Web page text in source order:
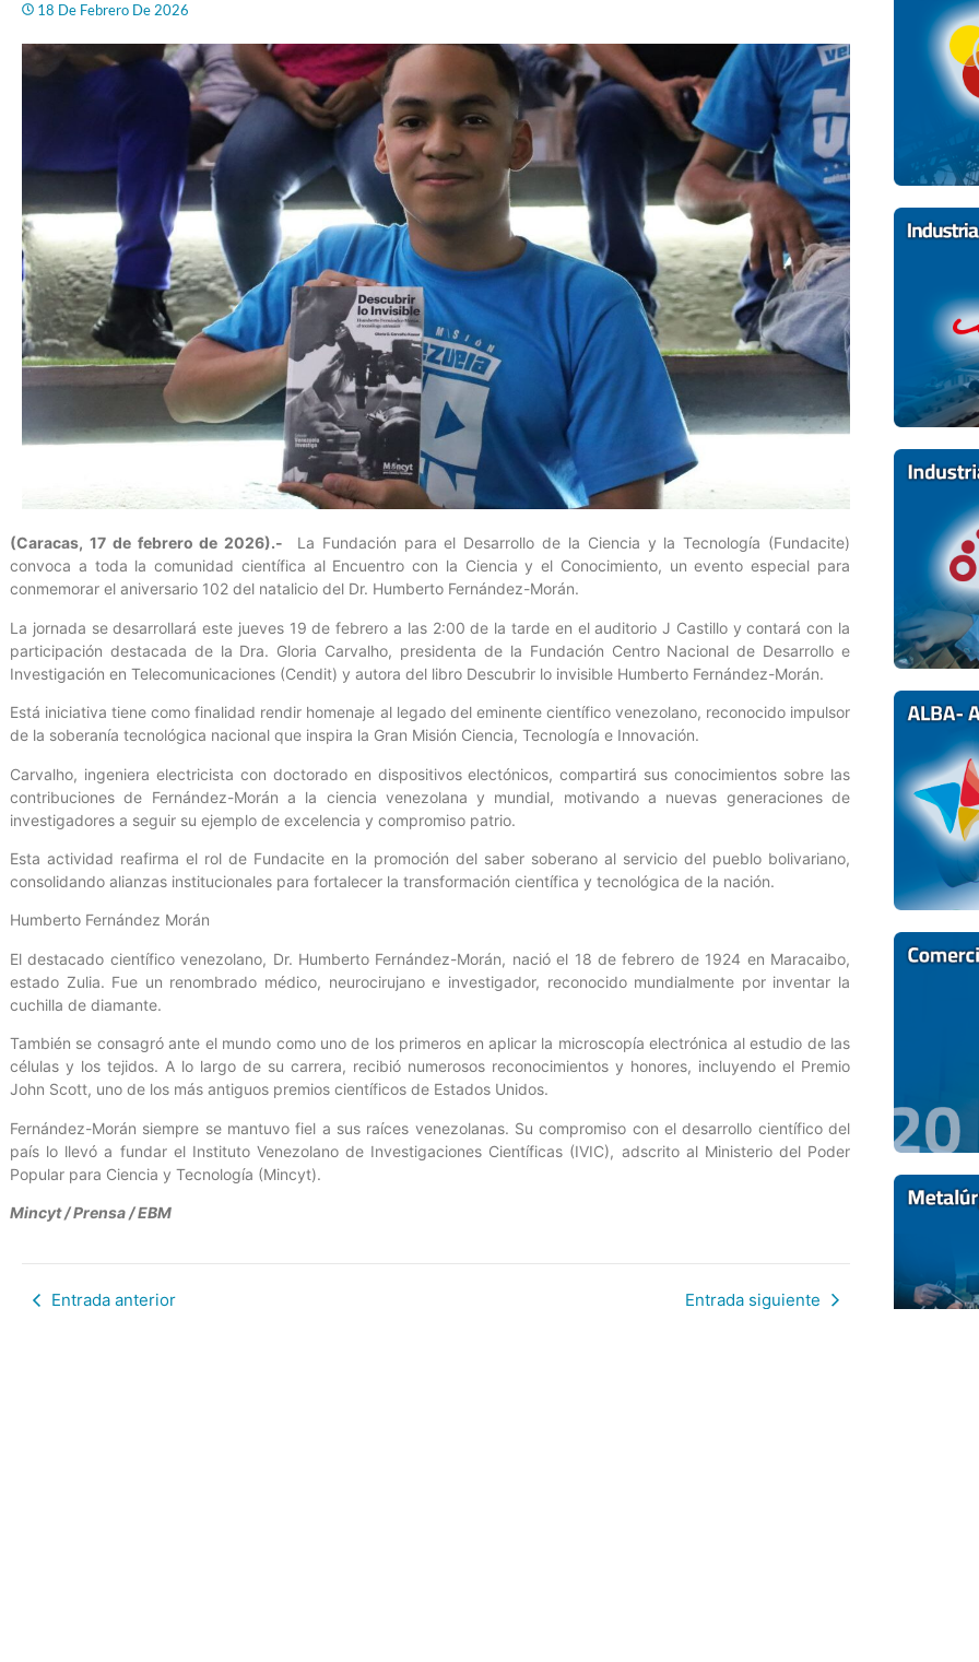
18 De Febrero De 2026
(Caracas, 17 de febrero de 2026).-
La Fundación para el Desarrollo de la Ciencia y la Tecnología (Fundacite)
convoca a toda la comunidad científica al Encuentro con la Ciencia y el Conocimiento, un evento especial para
conmemorar el aniversario 102 del natalicio del Dr. Humberto Fernández-Morán.
La jornada se desarrollará este jueves 19 de febrero a las 2:00 de la tarde en el auditorio J Castillo y contará con la
participación destacada de la Dra. Gloria Carvalho, presidenta de la Fundación Centro Nacional de Desarrollo e
Investigación en Telecomunicaciones (Cendit) y autora del libro Descubrir lo invisible Humberto Fernández-Morán.
Está iniciativa tiene como finalidad rendir homenaje al legado del eminente científico venezolano, reconocido impulsor
de la soberanía tecnológica nacional que inspira la Gran Misión Ciencia, Tecnología e Innovación.
Carvalho, ingeniera electricista con doctorado en dispositivos electónicos, compartirá sus conocimientos sobre las
contribuciones de Fernández-Morán a la ciencia venezolana y mundial, motivando a nuevas generaciones de
investigadores a seguir su ejemplo de excelencia y compromiso patrio.
Esta actividad reafirma el rol de Fundacite en la promoción del saber soberano al servicio del pueblo bolivariano,
consolidando alianzas institucionales para fortalecer la transformación científica y tecnológica de la nación.
Humberto Fernández Morán
El destacado científico venezolano, Dr. Humberto Fernández-Morán, nació el 18 de febrero de 1924 en Maracaibo,
estado Zulia. Fue un renombrado médico, neurocirujano e investigador, reconocido mundialmente por inventar la
cuchilla de diamante.
También se consagró ante el mundo como uno de los primeros en aplicar la microscopía electrónica al estudio de las
células y los tejidos. A lo largo de su carrera, recibió numerosos reconocimientos y honores, incluyendo el Premio
John Scott, uno de los más antiguos premios científicos de Estados Unidos.
Fernández-Morán siempre se mantuvo fiel a sus raíces venezolanas. Su compromiso con el desarrollo científico del
país lo llevó a fundar el Instituto Venezolano de Investigaciones Científicas (IVIC), adscrito al Ministerio del Poder
Popular para Ciencia y Tecnología (Mincyt).
Mincyt / Prensa / EBM
Entrada anterior Entrada siguiente